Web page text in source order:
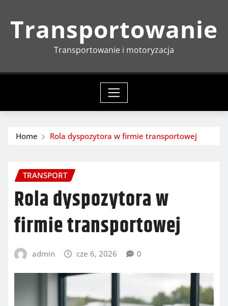
Transportowanie
Transportowanie i motoryzacja
Home Rola dyspozytora w firmie transportowej
TRANSPORT
Rola dyspozytora w
firmie transportowej
admin cze 6, 2026 0